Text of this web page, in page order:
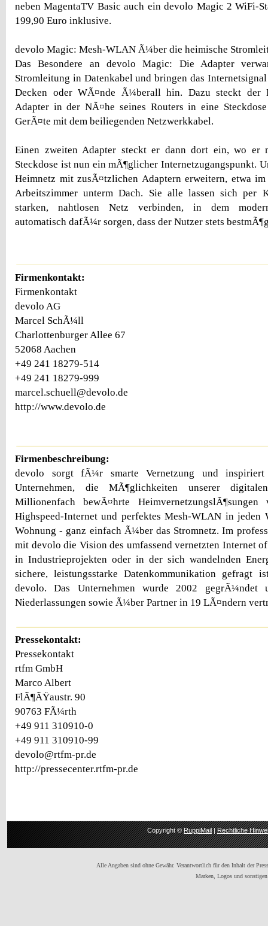
neben MagentaTV Basic auch ein devolo Magic 2 WiFi-
199,90 Euro inklusive.
devolo Magic: Mesh-WLAN Ã¼ber die heimische
Das Besondere an devolo Magic: Die Adapter
Stromleitung in Datenkabel und bringen das
Decken oder WÃ¤nde Ã¼berall hin. Dazu steckt der
Adapter in der NÃ¤he seines Routers in eine
GerÃ¤te mit dem beiliegenden Netzwerkkabel.
Einen zweiten Adapter steckt er dann dort ein, wo er
Steckdose ist nun ein mÃ¶glicher Internetzugangspunkt.
Heimnetz mit zusÃ¤tzlichen Adaptern erweitern, etwa
Arbeitszimmer unterm Dach. Sie alle lassen sich per
starken, nahtlosen Netz verbinden, in dem
automatisch dafÃ¼r sorgen, dass der Nutzer stets
Firmenkontakt:
Firmenkontakt
devolo AG
Marcel SchÃ¼ll
Charlottenburger Allee 67
52068 Aachen
+49 241 18279-514
+49 241 18279-999
marcel.schuell@devolo.de
http://www.devolo.de
Firmenbeschreibung:
devolo sorgt fÃ¼r smarte Vernetzung und inspiriert
Unternehmen, die MÃ¶glichkeiten unserer
Millionenfach bewÃ¤hrte
Highspeed-Internet und perfektes Mesh-WLAN in jeden
Wohnung - ganz einfach Ã¼ber das Stromnetz. Im
mit devolo die Vision des umfassend vernetzten Internet
in Industrieprojekten oder in der sich wandelnden
sichere, leistungsstarke Datenkommunikation gefragt
devolo. Das Unternehmen wurde 2002
Niederlassungen sowie Ã¼ber Partner in 19 LÃ¤ndern
Pressekontakt:
Pressekontakt
rtfm GmbH
Marco Albert
FlÃ¶ÃŸaustr. 90
90763 FÃ¼rth
+49 911 310910-0
+49 911 310910-99
devolo@rtfm-pr.de
http://pressecenter.rtfm-pr.de
Copyright ©RuppiMail|Rechtliche
Alle Angaben sind ohne Gewähr. Verantwortlich für den Inhalt der
Marken, Logos und